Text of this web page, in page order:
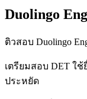
Duolingo
ติวสอบ Duolingo
เตรียมสอบ DET ใ
ประหยัด